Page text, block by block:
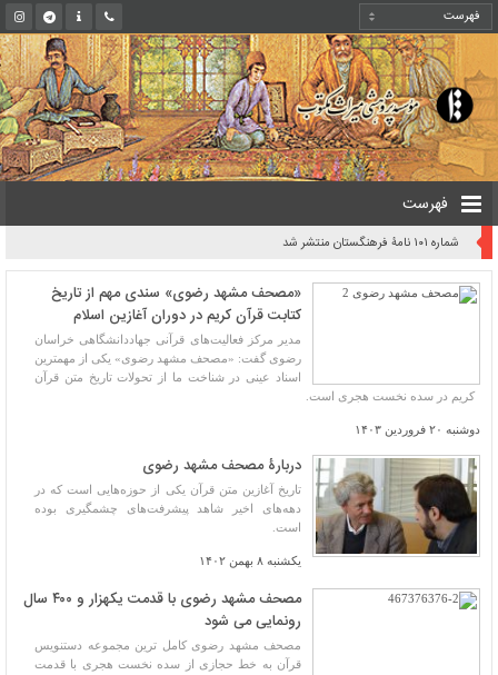
فهرست
شماره ۱۰۱ نامۀ فرهنگستان منتشر شد
«مصحف مشهد رضوی» سندی مهم از تاریخ
کتابت قرآن کریم در دوران آغازین اسلام
مدیر مرکز فعالیت‌های قرآنی جهاددانشگاهی خراسان
رضوی گفت: «مصحف مشهد رضوی» یکی از مهمترین
اسناد عینی در شناخت ما از تحولات تاریخ متن قرآن
کریم در سده نخست هجری است.
دوشنبه ۲۰ فروردین ۱۴۰۳
دربارۀ مصحف مشهد رضوی
تاریخ آغازین متن قرآن یکی از حوزه‌هایی است که در
دهه‌های اخیر شاهد پیشرفت‌های چشمگیری بوده
است.
یکشنبه ۸ بهمن ۱۴۰۲
مصحف مشهد رضوی با قدمت یکهزار و ۴۰۰ سال
رونمایی می شود
مصحف مشهد رضوی کامل ترین مجموعه دستنویس
قرآن به خط حجازی از سده نخست هجری با قدمت